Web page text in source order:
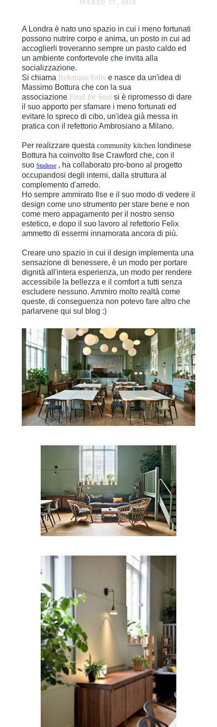
MARZO 27, 2018
A Londra è nato uno spazio in cui i meno fortunati
possono nutrire corpo e anima, un posto in cui ad
accoglierli troveranno sempre un pasto caldo ed
un ambiente confortevole che invita alla
socializzazione.
Si chiama Refettorio Felix e nasce da un'idea di
Massimo Bottura che con la sua
associazione Food for Soul si è ripromesso di dare
il suo apporto per sfamare i meno fortunati ed
evitare lo spreco di cibo, un'idea già messa in
pratica con il refettorio Ambrosiano a Milano.
Per realizzare questa community kitchen londinese
Bottura ha coinvolto Ilse Crawford che, con il
suo Studiose , ha collaborato pro-bono al progetto
occupandosi degli interni, dalla struttura al
complemento d'arredo.
Ho sempre ammirato Ilse e il suo modo di vedere il
design come uno strumento per stare bene e non
come mero appagamento per il nostro senso
estetico, e dopo il suo lavoro al refettorio Felix
ammetto di essermi innamorata ancora di più.
Creare uno spazio in cui il design implementa una
sensazione di benessere, è un modo per portare
dignità all'intera esperienza, un modo per rendere
accessibile la bellezza e il comfort a tutti senza
escludere nessuno. Ammiro molto realtà come
queste, di conseguenza non potevo fare altro che
parlarvene qui sul blog :)